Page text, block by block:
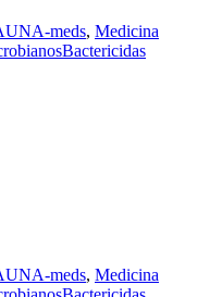
meds, Medicina
Bactericidas
meds, Medicina